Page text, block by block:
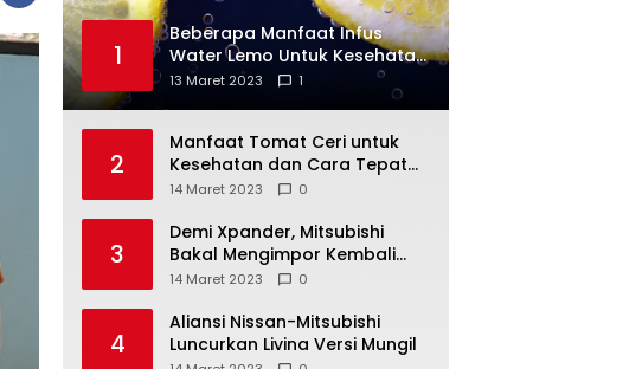
1
Beberapa Manfaat Infus
Water Lemo Untuk Kesehatan
Anda
13 Maret 2023 1
2
Manfaat Tomat Ceri untuk
Kesehatan dan Cara Tepat
Mengonsumsinya
14 Maret 2023 0
3
Demi Xpander, Mitsubishi
Bakal Mengimpor Kembali
Pajero Sport
14 Maret 2023 0
4
Aliansi Nissan-Mitsubishi
Luncurkan Livina Versi Mungil